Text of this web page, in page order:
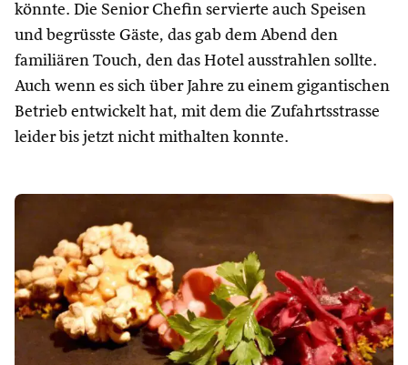
könnte. Die Senior Chefin servierte auch Speisen
und begrüsste Gäste, das gab dem Abend den
familiären Touch, den das Hotel ausstrahlen sollte.
Auch wenn es sich über Jahre zu einem gigantischen
Betrieb entwickelt hat, mit dem die Zufahrtsstrasse
leider bis jetzt nicht mithalten konnte.